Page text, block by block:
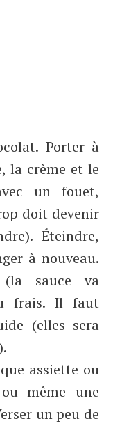
Porter à
la crème et le
un fouet,
doit devenir
Éteindre,
à nouveau.
sauce va
frais. Il faut
(elles sera
assiette ou
même une
un peu de